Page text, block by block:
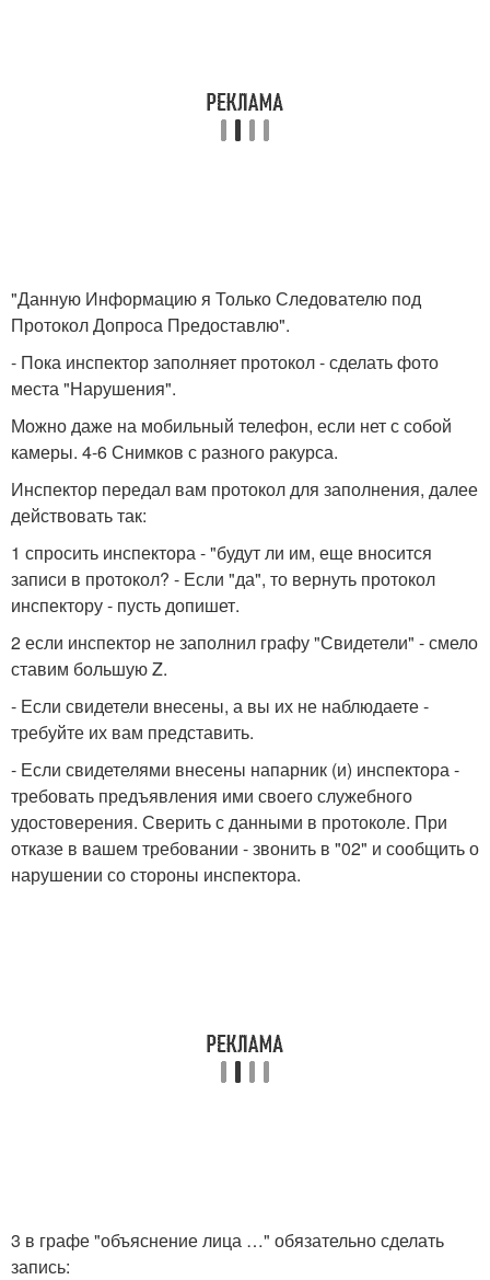
"Данную Информацию я Только Следователю под
Протокол Допроса Предоставлю".
- Пока инспектор заполняет протокол - сделать фото
места "Нарушения".
Можно даже на мобильный телефон, если нет с собой
камеры. 4-6 Снимков с разного ракурса.
Инспектор передал вам протокол для заполнения, далее
действовать так:
1 спросить инспектора - "будут ли им, еще вносится
записи в протокол? - Если "да", то вернуть протокол
инспектору - пусть допишет.
2 если инспектор не заполнил графу "Свидетели" - смело
ставим большую Z.
- Если свидетели внесены, а вы их не наблюдаете -
требуйте их вам представить.
- Если свидетелями внесены напарник (и) инспектора -
требовать предъявления ими своего служебного
удостоверения. Сверить с данными в протоколе. При
отказе в вашем требовании - звонить в "02" и сообщить о
нарушении со стороны инспектора.
3 в графе "объяснение лица …" обязательно сделать
запись: